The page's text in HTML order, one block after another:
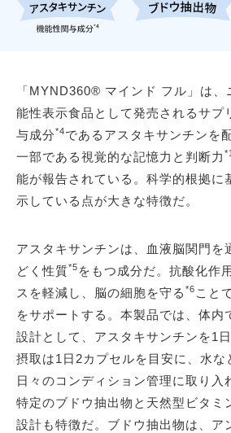
「MYND360® マインド フル」は
能性表示食品として発売されるサプ
与成分*4であるアスタキサンチンを
一部である視覚的な記憶力と判断力
能が報告されている。科学的根拠に
示している点が大きな特徴だ。
アスタキサンチンは、血液脳関門を
どく性質*5 をもつ成分だ。抗酸化作
スを軽減し、脳の細胞を守る *6 こと
をサポートする。本製品では、体内
設計として、アスタキサンチンを1
摂取は1日2カプセルを目安に、水な
日々のコンディション管理に取り入
特定のブドウ抽出物と天然型ビタミ
設計も特徴だ。ブドウ抽出物は、ア